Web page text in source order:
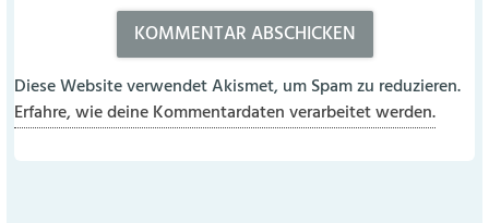
Diese Website verwendet Akismet, um Spam zu reduzieren.
Erfahre, wie deine Kommentardaten verarbeitet werden.